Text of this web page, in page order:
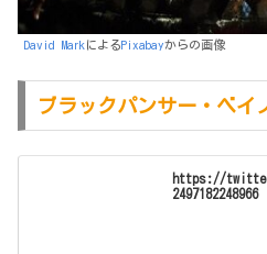
David MarkによるPixabayからの画像
ブラックパンサー・ベイ
https://
2497182248966